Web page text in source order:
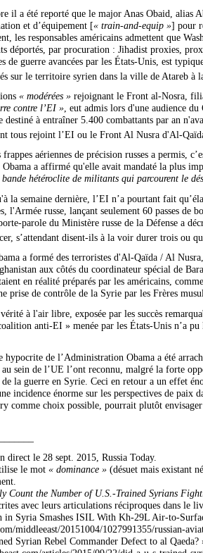
il a été reporté que le major Anas Obaid, alias
et d’équipement [« train-and-equip »] pour
les responsables américains admettent que
déportés, par procuration : Jihadist proxies,
de guerre avancées par les États-Unis, est
sur le territoire syrien dans la ville de Atareb à
« modérées »rejoignant le Front al-Nosra,
contre l’EI », eut admis lors d'une audience
à entraîner 5.400 combattants par an
tous rejoint l’EI ou le Front Al Nusra d'Al-
frappes aériennes de précision russes a permis,
a affirmé qu'elle avait mandaté la plus
bande hétéroclite de militants qui parcourent le
la semaine dernière, l’EI n’a pourtant fait
l'Armée russe, lançant seulement 60 passes de
parole du Ministère russe de la Défense a
s’attendant disent-ils à la voir durer trois ou
a formé des terroristes d'Al-Qaïda / Al
aux côtés du coordinateur spécial de
en réalité préparés par les américains,
prise de contrôle de la Syrie par les Frères
à l'air libre, exposée par les succès
anti-EI » menée par les États-Unis n’a
hypocrite de l’Administration Obama a été
sein de l’UE l’ont reconnu, malgré la forte
la guerre en Syrie. Ceci en retour a un effet
incidence énorme sur les perspectives de
comme choix possible, pourrait plutôt
direct le 28 sept. 2015, Russia Today.
le mot « dominance »(désuet mais existant
Count the Number of U.S.-Trained Syrians
avec leurs articulations réciproques dans le
in Syria Smashes ISIL With Kh-29L Air-to-
middleeast/20151004/1027991355/russian-
Syrian Rebel Commander Defect to al Qaeda?